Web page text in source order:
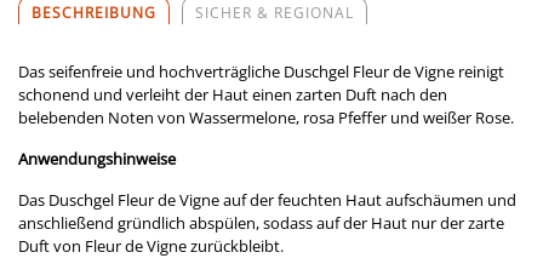
BESCHREIBUNG SICHER & REGIONAL
Das seifenfreie und hochverträgliche Duschgel Fleur de Vigne reinigt
schonend und verleiht der Haut einen zarten Duft nach den
belebenden Noten von Wassermelone, rosa Pfeffer und weißer Rose.
Anwendungshinweise
Das Duschgel Fleur de Vigne auf der feuchten Haut aufschäumen und
anschließend gründlich abspülen, sodass auf der Haut nur der zarte
Duft von Fleur de Vigne zurückbleibt.